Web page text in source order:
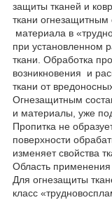
защиты тканей и
ткани огнезащитным
материала в
при установленном
ткани. Обработка
возникновения и
ткани от
Огнезащитным
и материалы, уже
Пропитка не
поверхности
изменяет свойства
Область применения
Для огнезащиты
класс